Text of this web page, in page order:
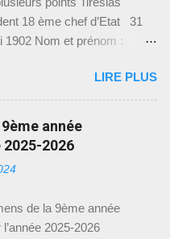
pour l'année académique
vise à permettre aux
préparer et de s'adapter aux
toutes les informations
à ces précieux
Comment accéder aux
: Pour télécharger les
de 9e année fondamentale,
drive/(9eme Année) ].
vers une page où vous
18 ème chef d’Etat 31
1902 Nom et prénom :
Salomon Président : 31
mai 1902 Décédé : 1916
Poste avant la présidence :
sous le gouvernement de
prises et réalisations
Hyppolite, l’assemblée
pour sept ans. L’affaire
un dénommé
LIRE PLUS
année
2026
de la 9ème année
2025-2026